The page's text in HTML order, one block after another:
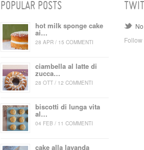
POPULAR POSTS
hot milk sponge cake
ai…
28 APR / 15 COMMENTI
ciambella al latte di
zucca…
28 OTT / 12 COMMENTI
biscotti di lunga vita
al…
04 FEB / 11 COMMENTI
cake alla lavanda